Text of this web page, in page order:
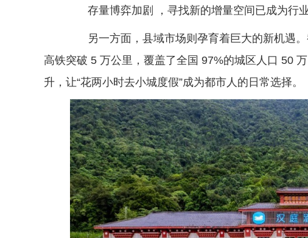
存量博弈加剧 ，寻找新的增量空间已成为行业
另一方面，县域市场则孕育着巨大的新机遇。
高铁突破 5 万公里，覆盖了全国 97%的城区人口 50
升，让“花两小时去小城度假”成为都市人的日常选择。